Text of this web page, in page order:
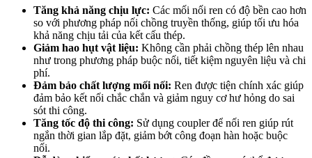
Tăng khả năng chịu lực: Các mối nối ren có độ bền cao hơn
so với phương pháp nối chồng truyền thống, giúp tối ưu hóa
khả năng chịu tải của kết cấu thép.
Giảm hao hụt vật liệu: Không cần phải chồng thép lên nhau
như trong phương pháp buộc nối, tiết kiệm nguyên liệu và chi
phí.
Đảm bảo chất lượng mối nối: Ren được tiện chính xác giúp
đảm bảo kết nối chắc chắn và giảm nguy cơ hư hỏng do sai
sót thi công.
Tăng tốc độ thi công: Sử dụng coupler để nối ren giúp rút
ngắn thời gian lắp đặt, giảm bớt công đoạn hàn hoặc buộc
nối.